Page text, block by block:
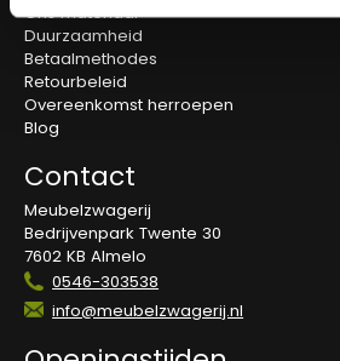
Ons materiaal
Duurzaamheid
Betaalmethodes
Retourbeleid
Overeenkomst herroepen
Blog
Contact
Meubelzwagerij
Bedrijvenpark Twente 30
7602 KB Almelo
0546-303538
info@meubelzwagerij.nl